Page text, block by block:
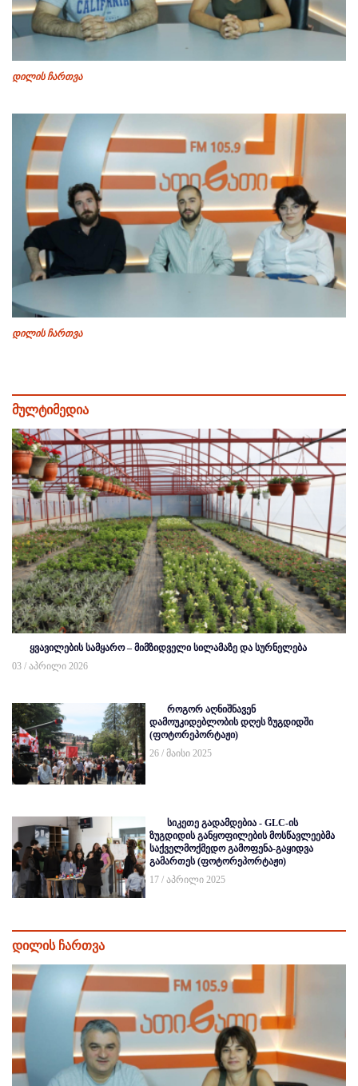
დილის ჩართვა
დილის ჩართვა
მულტიმედია
ყვავილების სამყარო – მიმზიდველი სილამაზე და სურნელება
03 / აპრილი 2026
როგორ აღნიშნავენ
დამოუკიდებლობის დღეს ზუგდიდში
(ფოტორეპორტაჟი)
26 / მაისი 2025
სიკეთე გადამდებია - GLC-ის
ზუგდიდის განყოფილების მოსწავლეებმა
საქველმოქმედო გამოფენა-გაყიდვა
გამართეს (ფოტორეპორტაჟი)
17 / აპრილი 2025
დილის ჩართვა